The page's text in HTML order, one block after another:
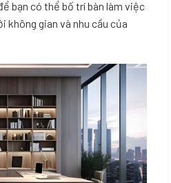
bạn có thể bố trí bàn làm việc
không gian và nhu cầu của